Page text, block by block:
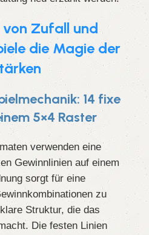
von Zufall und
die Magie der
14 fixe
5×4 Raster
verwenden eine
Gewinnlinien auf einem
sorgt für eine
zu
Struktur, die das
Die festen Linien